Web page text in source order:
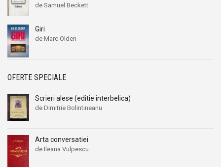
de Samuel Beckett
Giri
de Marc Olden
OFERTE SPECIALE
Scrieri alese (editie interbelica)
de Dimitrie Bolintineanu
Arta conversatiei
de Ileana Vulpescu